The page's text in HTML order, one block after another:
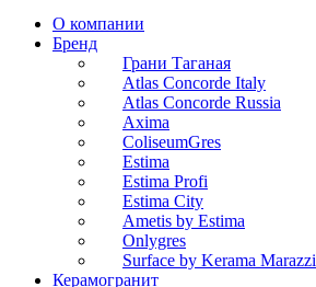
О компании
Бренд
Грани Таганая
Atlas Concorde Italy
Atlas Concorde Russia
Axima
ColiseumGres
Estima
Estima Profi
Estima City
Ametis by Estima
Onlygres
Surface by Kerama Marazzi
Керамогранит